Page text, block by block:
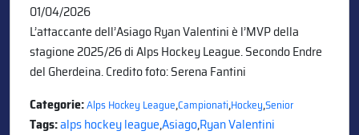
01/04/2026
L’attaccante dell’Asiago Ryan Valentini è l’MVP della
stagione 2025/26 di Alps Hockey League. Secondo Endre
del Gherdeina. Credito foto: Serena Fantini
Categorie:Alps Hockey League,Campionati,Hockey,Senior
Tags:alps hockey league,Asiago,Ryan Valentini